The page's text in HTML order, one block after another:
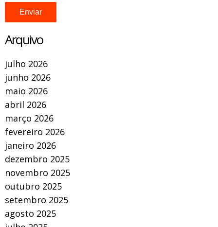
Arquivo
julho 2026
junho 2026
maio 2026
abril 2026
março 2026
fevereiro 2026
janeiro 2026
dezembro 2025
novembro 2025
outubro 2025
setembro 2025
agosto 2025